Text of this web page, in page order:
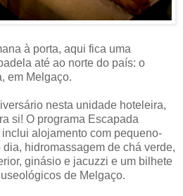
à porta, aqui fica uma
até ao norte do país: o
em Melgaço.
nesta unidade hoteleira,
si! O programa Escapada
alojamento com pequeno-
hidromassagem de chá verde,
ginásio e jacuzzi e um bilhete
de Melgaço.